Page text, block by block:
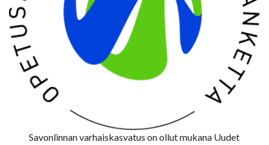
Savonlinnan varhaiskasvatus on ollut mukana Uudet